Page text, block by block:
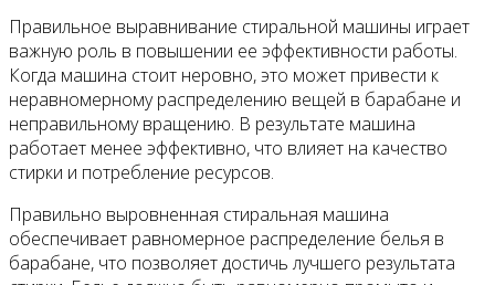
Правильное выравнивание стиральной машины играет
важную роль в повышении ее эффективности работы.
Когда машина стоит неровно, это может привести к
неравномерному распределению вещей в барабане и
неправильному вращению. В результате машина
работает менее эффективно, что влияет на качество
стирки и потребление ресурсов.
Правильно выровненная стиральная машина
обеспечивает равномерное распределение белья в
барабане, что позволяет достичь лучшего результата